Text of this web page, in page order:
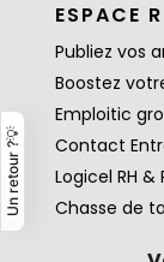
ESPACE
Publiez vos
Boostez
Emploitic
Contact
Logicel RH &
Chasse de
Un retour ?💡